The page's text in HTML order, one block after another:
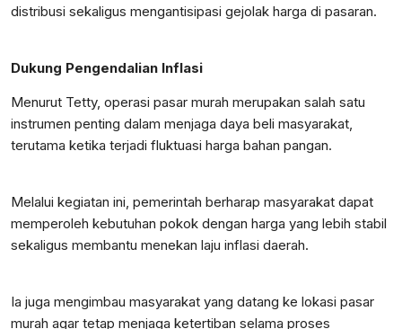
distribusi sekaligus mengantisipasi gejolak harga di pasaran.
Dukung Pengendalian Inflasi
Menurut Tetty, operasi pasar murah merupakan salah satu
instrumen penting dalam menjaga daya beli masyarakat,
terutama ketika terjadi fluktuasi harga bahan pangan.
Melalui kegiatan ini, pemerintah berharap masyarakat dapat
memperoleh kebutuhan pokok dengan harga yang lebih stabil
sekaligus membantu menekan laju inflasi daerah.
Ia juga mengimbau masyarakat yang datang ke lokasi pasar
murah agar tetap menjaga ketertiban selama proses